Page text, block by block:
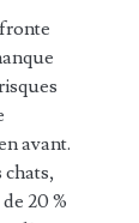
avant.
20 %